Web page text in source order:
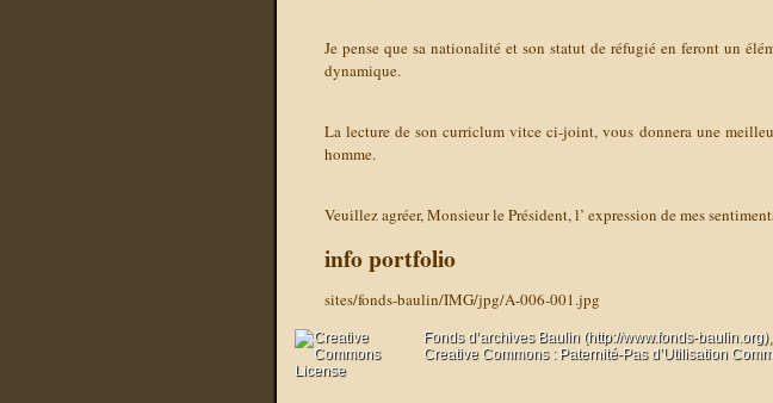
Je pense que sa nationalité et son statut de réfugié en feront un
dynamique.
La lecture de son curriclum vitce ci-joint, vous donnera une
homme.
Veuillez agréer, Monsieur le Président, l’ expression de mes
info portfolio
sites/fonds-baulin/IMG/jpg/A-006-001.jpg
Fonds d’archives Baulin (http://www.fonds-
Creative Commons : Paternité-Pas d’Utilisation